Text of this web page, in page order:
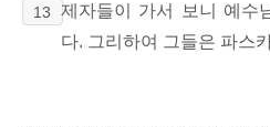
13
제자들이 가서 보니 예수
다. 그리하여 그들은 파스